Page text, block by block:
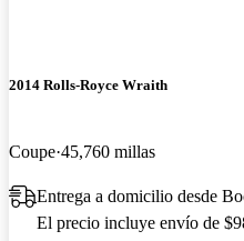
2014 Rolls-Royce Wraith
Coupe 45,760 millas
Entrega a domicilio desde
El precio incluye envío de